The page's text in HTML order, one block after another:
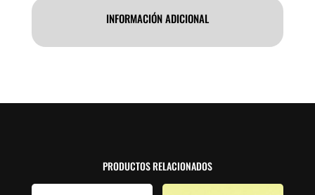
INFORMACIÓN ADICIONAL
PRODUCTOS RELACIONADOS